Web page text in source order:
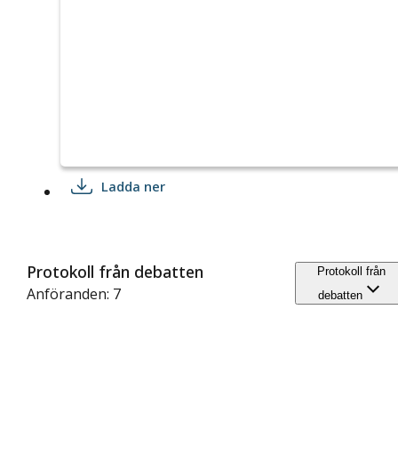
Ladda ner
Protokoll från debatten
Anföranden: 7
Protokoll från
debatten